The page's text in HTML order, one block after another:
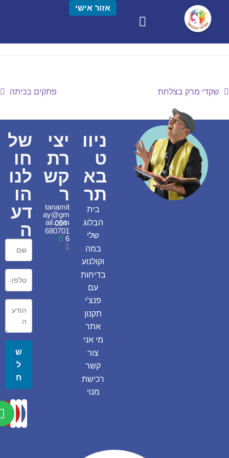
אזור אישי
שקדי מרק בצלחת פתקים בכיתה
ניוו
ט
בא
תר
בית
הבלוג
שלי
במה
וקולנוע
בדיחות
עם
פנצ'י
תקנון
אתר
מי אני
צור
קשר
רכישת
מנוי
יצי
רת
קש
ר
tanamit
ay@gm
ail.com
054-
680701
6
1
של
חו
לנו
הו
דע
ה
ש
ל
ח